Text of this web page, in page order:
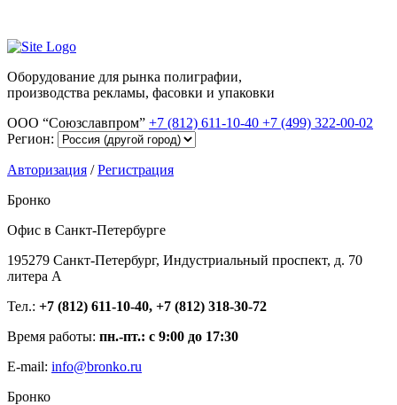
Оборудование для рынка полиграфии,
производства рекламы, фасовки и упаковки
ООО “Союзславпром” +7 (812) 611-10-40 +7 (499) 322-00-02
Регион:
Авторизация /Регистрация
Бронко
Офис в Санкт-Петербурге
195279 Санкт-Петербург, Индустриальный проспект, д. 70
литера А
Тел.: +7 (812) 611-10-40, +7 (812) 318-30-72
Время работы: пн.-пт.: с 9:00 до 17:30
E-mail: info@bronko.ru
Бронко